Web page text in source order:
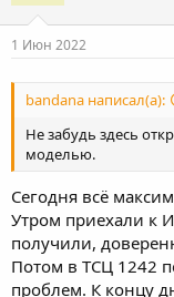
1 Июн 2022
bandana написал(а):
Не забудь здесь
моделью.
Сегодня всё
Утром приехали к
получили,
Потом в ТСЦ 1242
проблем. К концу